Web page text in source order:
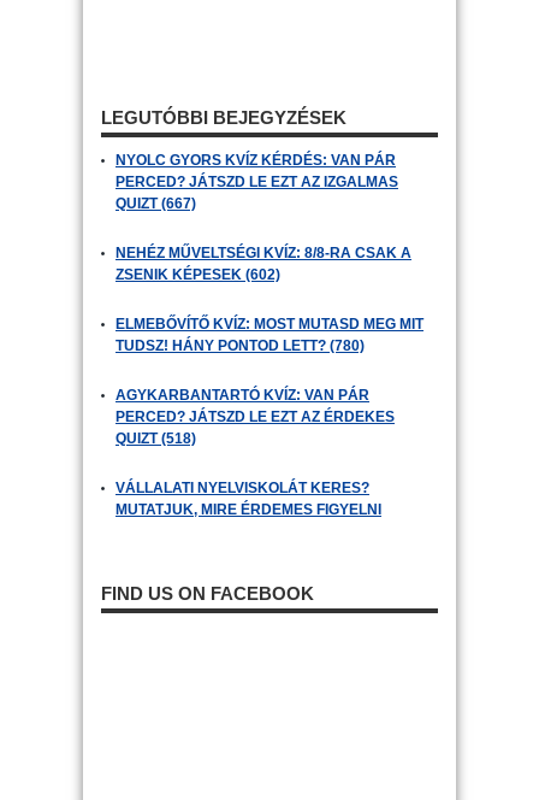
LEGUTÓBBI BEJEGYZÉSEK
NYOLC GYORS KVÍZ KÉRDÉS: VAN PÁR
PERCED? JÁTSZD LE EZT AZ IZGALMAS
QUIZT (667)
NEHÉZ MŰVELTSÉGI KVÍZ: 8/8-RA CSAK A
ZSENIK KÉPESEK (602)
ELMEBŐVÍTŐ KVÍZ: MOST MUTASD MEG MIT
TUDSZ! HÁNY PONTOD LETT? (780)
AGYKARBANTARTÓ KVÍZ: VAN PÁR
PERCED? JÁTSZD LE EZT AZ ÉRDEKES
QUIZT (518)
VÁLLALATI NYELVISKOLÁT KERES?
MUTATJUK, MIRE ÉRDEMES FIGYELNI
FIND US ON FACEBOOK